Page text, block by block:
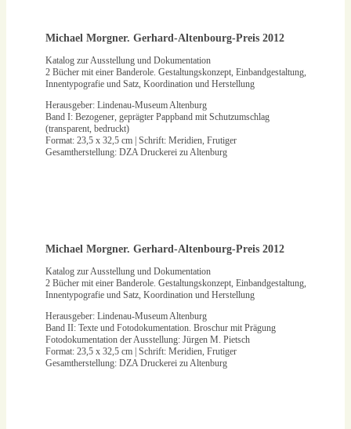
Michael Morgner. Gerhard-Altenbourg-Preis 2012
Katalog zur Ausstellung und Dokumentation
2 Bücher mit einer Banderole. Gestaltungskonzept, Einbandgestaltung,
Innentypografie und Satz, Koordination und Herstellung
Herausgeber: Lindenau-Museum Altenburg
Band I: Bezogener, geprägter Pappband mit Schutzumschlag
(transparent, bedruckt)
Format: 23,5 x 32,5 cm | Schrift: Meridien, Frutiger
Gesamtherstellung: DZA Druckerei zu Altenburg
Michael Morgner. Gerhard-Altenbourg-Preis 2012
Katalog zur Ausstellung und Dokumentation
2 Bücher mit einer Banderole. Gestaltungskonzept, Einbandgestaltung,
Innentypografie und Satz, Koordination und Herstellung
Herausgeber: Lindenau-Museum Altenburg
Band II: Texte und Fotodokumentation. Broschur mit Prägung
Fotodokumentation der Ausstellung: Jürgen M. Pietsch
Format: 23,5 x 32,5 cm | Schrift: Meridien, Frutiger
Gesamtherstellung: DZA Druckerei zu Altenburg